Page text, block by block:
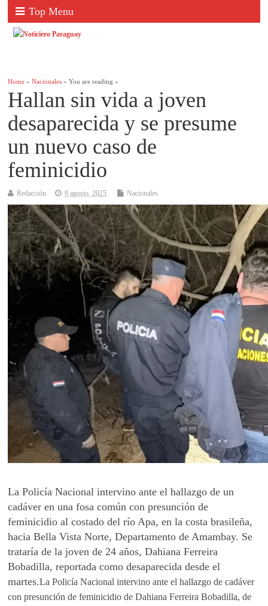
Top Menu
Home »Nacionales » You are reading »
Hallan sin vida a joven
desaparecida y se presume
un nuevo caso de
feminicidio
Redacción 9 agosto, 2025 Nacionales
La Policía Nacional intervino ante el hallazgo de un
cadáver en una fosa común con presunción de
feminicidio al costado del río Apa, en la costa brasileña,
hacia Bella Vista Norte, Departamento de Amambay. Se
trataría de la joven de 24 años, Dahiana Ferreira
Bobadilla, reportada como desaparecida desde el
martes.La Policía Nacional intervino ante el hallazgo de cadáver
con presunción de feminicidio de Dahiana Ferreira Bobadilla, de